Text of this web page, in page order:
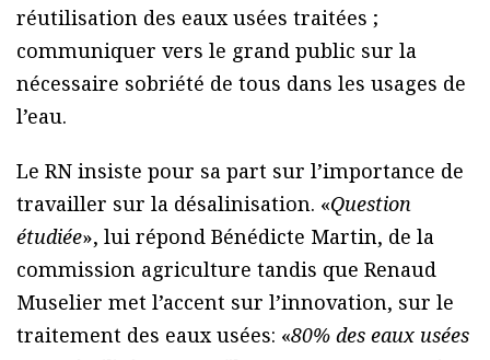
réutilisation des eaux usées traitées ;
communiquer vers le grand public sur la
nécessaire sobriété de tous dans les usages de
l’eau.
Le RN insiste pour sa part sur l’importance de
travailler sur la désalinisation. «Question
étudiée», lui répond Bénédicte Martin, de la
commission agriculture tandis que Renaud
Muselier met l’accent sur l’innovation, sur le
traitement des eaux usées: «80% des eaux usées